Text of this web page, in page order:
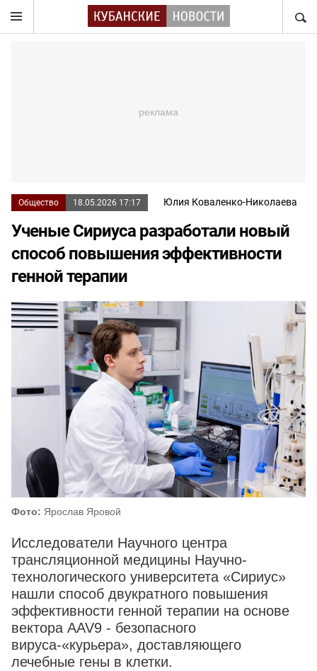
Общество 18.05.2026 17:17 Юлия Коваленко-Николаева
Ученые Сириуса разработали новый
способ повышения эффективности
генной терапии
Фото: Ярослав Яровой
Исследователи Научного центра
трансляционной медицины Научно-
технологического университета «Сириус»
нашли способ двукратного повышения
эффективности генной терапии на основе
вектора AAV9 - безопасного
вируса-«курьера», доставляющего
лечебные гены в клетки.